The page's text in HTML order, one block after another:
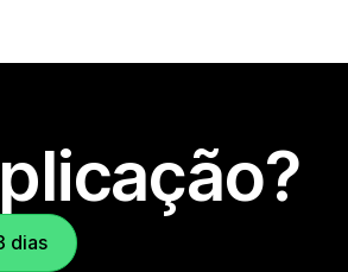
dias